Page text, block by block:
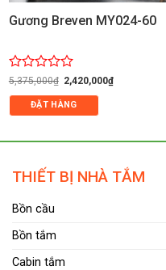
Gương Breven MY024-60
Được
xếp
hạng
0
sao
5,375,000₫ Giá
gốc
là:
5,375,000₫.
2,420,000₫Giá
hiện
ĐẶT HÀNG
THIẾT BỊ NHÀ TẮM
Bồn cầu
Bồn tắm
Cabin tắm